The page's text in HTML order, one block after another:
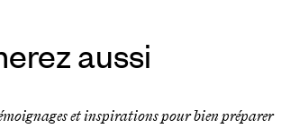
aussi
et inspirations pour bien préparer